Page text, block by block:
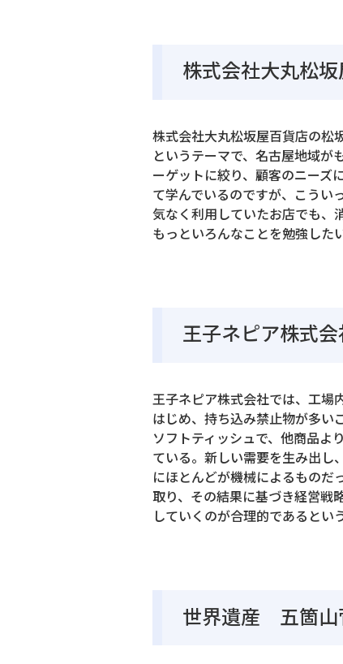
株式会社大丸松
株式会社大丸松坂屋百貨店の松
というテーマで、名古屋地域が
ーゲットに絞り、顧客のニーズ
て学んでいるのですが、こうい
気なく利用していたお店でも、
もっといろんなことを勉強した
王子ネピア株式
王子ネピア株式会社では、工場
はじめ、持ち込み禁止物が多い
ソフトティッシュで、他商品よ
ている。新しい需要を生み出し
にほとんどが機械によるものだ
取り、その結果に基づき経営戦
していくのが合理的であるとい
世界遺産 五箇山